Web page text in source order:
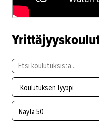
Yrittäjä
unelmat
Koulutuksen tyyppi